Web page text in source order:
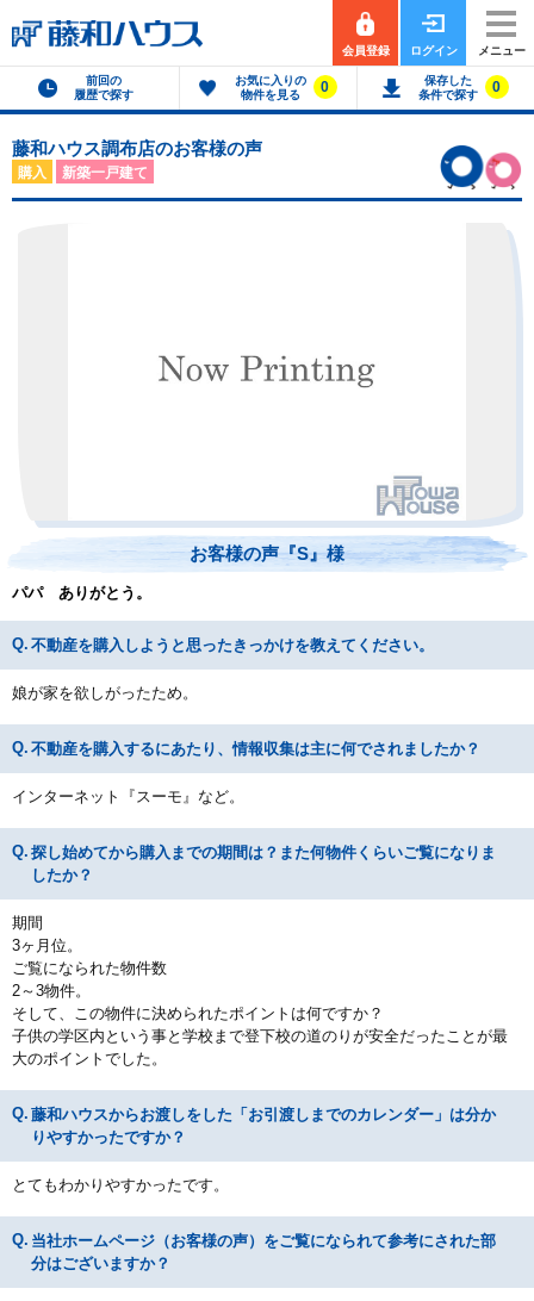
会員登録 ログイン メニュー
前回の
履歴で探す
お気に入りの
物件を見る
0
保存した
条件で探す
0
藤和ハウス調布店のお客様の声
購入 新築一戸建て
お客様の声『S』様
パパ ありがとう。
不動産を購入しようと思ったきっかけを教えてください。
娘が家を欲しがったため。
不動産を購入するにあたり、情報収集は主に何でされましたか？
インターネット『スーモ』など。
探し始めてから購入までの期間は？また何物件くらいご覧になりま
したか？
期間
3ヶ月位。
ご覧になられた物件数
2～3物件。
そして、この物件に決められたポイントは何ですか？
子供の学区内という事と学校まで登下校の道のりが安全だったことが最
大のポイントでした。
藤和ハウスからお渡しをした「お引渡しまでのカレンダー」は分か
りやすかったですか？
とてもわかりやすかったです。
当社ホームページ（お客様の声）をご覧になられて参考にされた部
分はございますか？